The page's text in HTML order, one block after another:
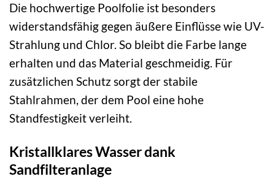
Die hochwertige Poolfolie ist besonders
widerstandsfähig gegen äußere Einflüsse wie UV-
Strahlung und Chlor. So bleibt die Farbe lange
erhalten und das Material geschmeidig. Für
zusätzlichen Schutz sorgt der stabile
Stahlrahmen, der dem Pool eine hohe
Standfestigkeit verleiht.
Kristallklares Wasser dank
Sandfilteranlage